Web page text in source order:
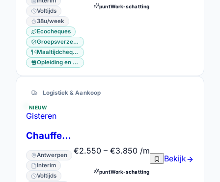
Voltijds
38u/week
Ecocheques
Groepsverzekering
Maaltijdcheques
Opleiding en vorming
puntWork-schatting
Logistiek & Aankoop
NIEUW
Gisteren
Chauffeur C in Rumbeke, Antwerpen, Gent en Wanze
Antwerpen
Interim
Voltijds
€2.550 – €3.850 /m
puntWork-schatting
Bekijk